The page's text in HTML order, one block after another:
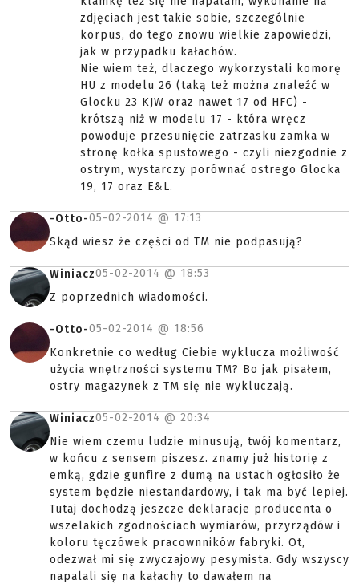
zdjęciach jest takie sobie, szczególnie
korpus, do tego znowu wielkie zapowiedzi,
jak w przypadku kałachów.
Nie wiem też, dlaczego wykorzystali komorę
HU z modelu 26 (taką też można znaleźć w
Glocku 23 KJW oraz nawet 17 od HFC) -
krótszą niż w modelu 17 - która wręcz
powoduje przesunięcie zatrzasku zamka w
stronę kołka spustowego - czyli niezgodnie z
ostrym, wystarczy porównać ostrego Glocka
19, 17 oraz E&L.
-Otto-05-02-2014 @ 17:13
Skąd wiesz że części od TM nie podpasują?
Winiacz05-02-2014 @ 18:53
Z poprzednich wiadomości.
-Otto-05-02-2014 @ 18:56
Konkretnie co według Ciebie wyklucza możliwość
użycia wnętrzności systemu TM? Bo jak pisałem,
ostry magazynek z TM się nie wykluczają.
Winiacz05-02-2014 @ 20:34
Nie wiem czemu ludzie minusują, twój komentarz,
w końcu z sensem piszesz. znamy już historię z
emką, gdzie gunfire z dumą na ustach ogłosiło że
system będzie niestandardowy, i tak ma być lepiej.
Tutaj dochodzą jeszcze deklaracje producenta o
wszelakich zgodnościach wymiarów, przyrządów i
koloru tęczówek pracownników fabryki. Ot,
odezwał mi się zwyczajowy pesymista. Gdy wszyscy
napalali się na kałachy to dawałem na